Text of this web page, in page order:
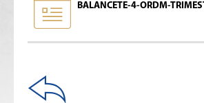
BALANCETE-4-ORDM-